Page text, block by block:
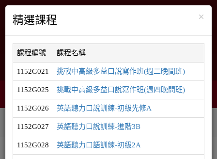
English 網站導覽
網頁選單
購物車 0
課程系列
相關連結
推廣課程 英語系列
×
精選課程
課程編號 課程名稱
1152G021 挑戰中高級多益口說寫作班(週二晚間班)
1152G025 挑戰中高級多益口說寫作班(週四晚間班)
1152G026 英語聽力口說訓練-初級先修A
1152G027 英語聽力口說訓練-進階3B
1152G028 英語聽力口語訓練-初級2A